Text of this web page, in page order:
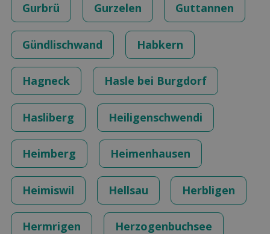
Gurbrü Gurzelen Guttannen
Gündlischwand Habkern
Hagneck Hasle bei Burgdorf
Hasliberg Heiligenschwendi
Heimberg Heimenhausen
Heimiswil Hellsau Herbligen
Hermrigen Herzogenbuchsee